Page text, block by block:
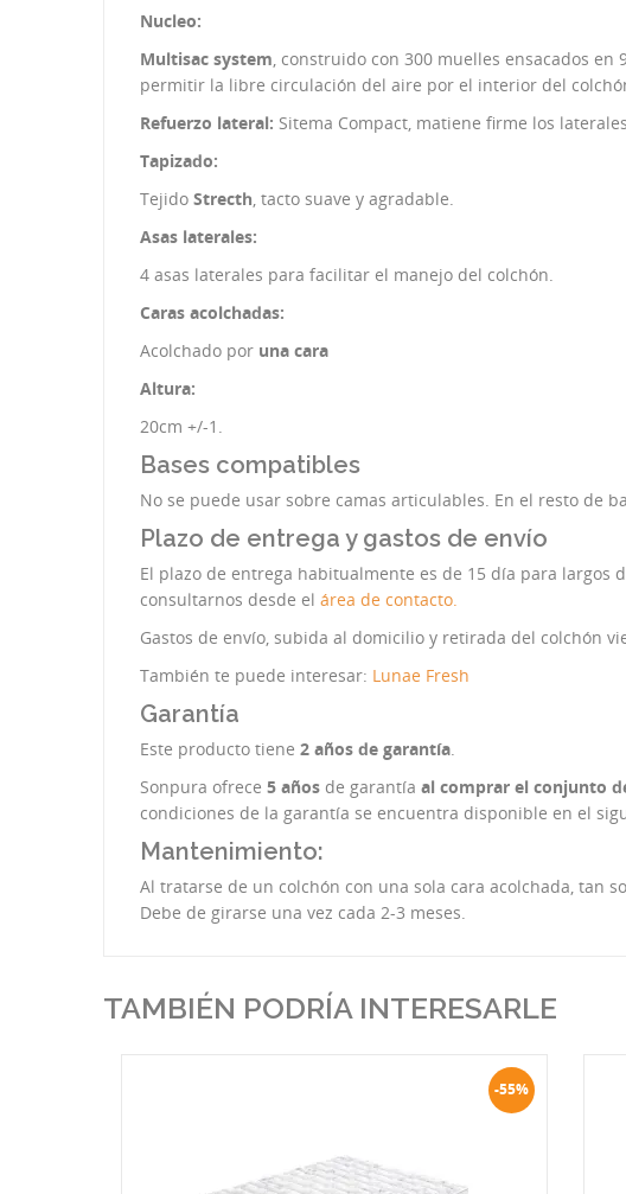
Nucleo:
Multisac system, construido con 300 muelles ensacados
permitir la libre circulación del aire por el interior del
Refuerzo lateral: Sitema Compact, matiene firme los
Tapizado:
Tejido Strecth, tacto suave y agradable.
Asas laterales:
4 asas laterales para facilitar el manejo del colchón.
Caras acolchadas:
Acolchado por una cara
Altura:
20cm +/-1.
Bases compatibles
No se puede usar sobre camas articulables. En el resto de
Plazo de entrega y gastos de envío
El plazo de entrega habitualmente es de 15 día para largos
consultarnos desde el área de contacto.
Gastos de envío, subida al domicilio y retirada del colchón
También te puede interesar: Lunae Fresh
Garantía
Este producto tiene 2 años de garantía.
Sonpura ofrece 5 años de garantía al comprar el conjunto
condiciones de la garantía se encuentra disponible en el
Mantenimiento:
Al tratarse de un colchón con una sola cara acolchada, tan
Debe de girarse una vez cada 2-3 meses.
TAMBIÉN PODRÍA INTERESARLE
-55%